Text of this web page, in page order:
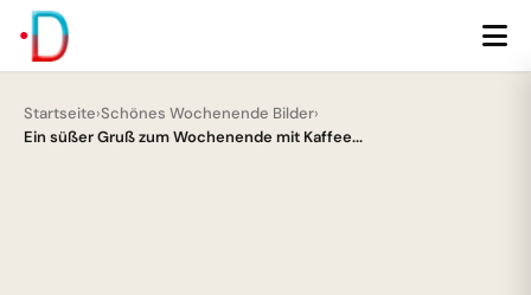
Startseite›Schönes Wochenende Bilder›
Ein süßer Gruß zum Wochenende mit Kaffee...